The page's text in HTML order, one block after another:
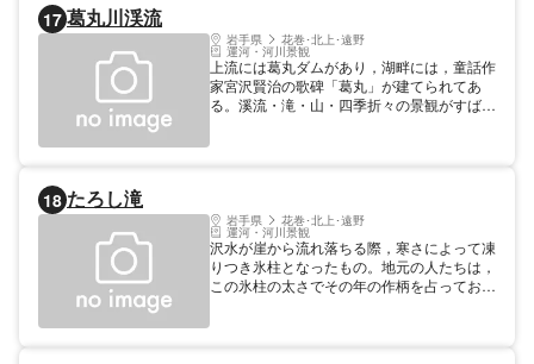
17 葛丸川渓流
岩手県 花巻･北上･遠野
運河・河川景観
上流には葛丸ダムがあり，湖畔には，童話作
家宮沢賢治の歌碑「葛丸」が建てられてあ
る。溪流・滝・山・四季折々の景観がすばら
18 たろし滝
岩手県 花巻･北上･遠野
運河・河川景観
沢水が崖から流れ落ちる際，寒さによって凍
りつき氷柱となったもの。地元の人たちは，
この氷柱の太さでその年の作柄を占ってお